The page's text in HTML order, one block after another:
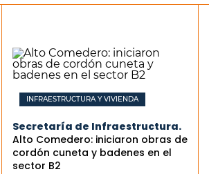
INFRAESTRUCTURA Y VIVIENDA
Secretaría de Infraestructura.
Alto Comedero: iniciaron obras de
cordón cuneta y badenes en el
sector B2